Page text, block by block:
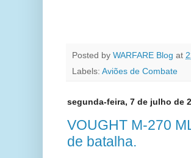
Posted by WARFARE Blog at
Labels: Aviões de Combate
segunda-feira, 7 de julho de
VOUGHT M-270
de batalha.